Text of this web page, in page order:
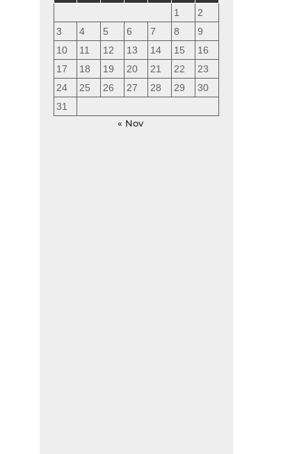
1
2
3
4 5 6 7 8
9
10
11 12 13 14 15
16
17
18 19 20 21 22
23
24
25 26 27 28 29
30
31
« Nov